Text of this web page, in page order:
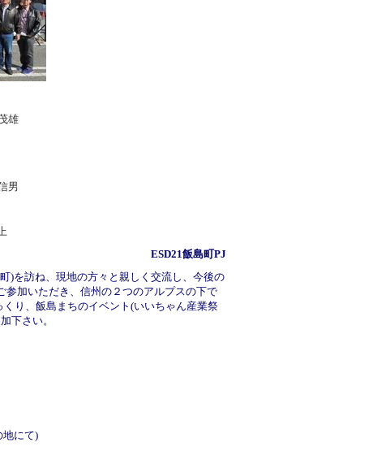
雄
男
ESD21飯島町PJ
)を訪ね、現地の方々と親しく交流し、今後の
参加いただき、信州の２つのアルプスの下で
り、 飯島まちのイベント(いいちゃん産業祭
下さい。
地にて)